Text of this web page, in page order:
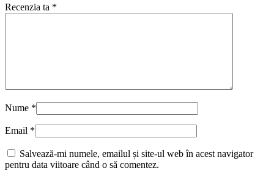
Recenzia ta *
Nume *
Email *
Salvează-mi numele, emailul și site-ul web în acest navigator
pentru data viitoare când o să comentez.